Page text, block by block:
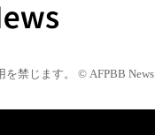
禁じます。 © AFPBB News